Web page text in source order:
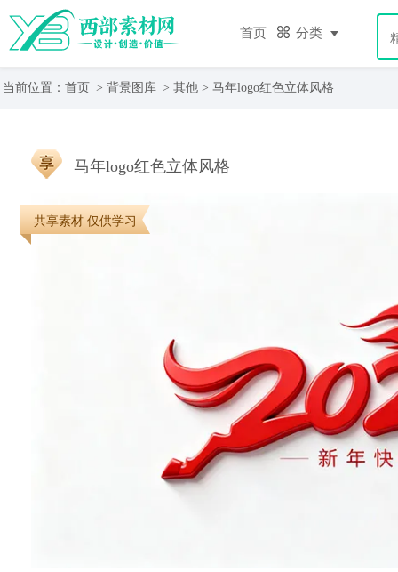
首页 分类
当前位置： 首页 > 背景图库 > 其他 > 马年logo红色立体风格
共享素材 仅供学习
马年logo红色立体风格